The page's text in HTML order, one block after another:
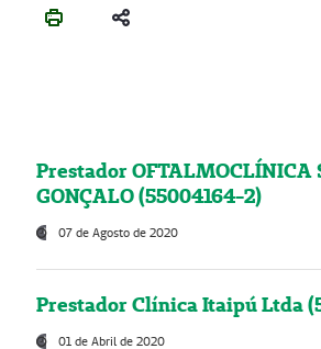
Prestador OFTALMOCLÍNICA
GONÇALO (55004164-2)
07 de Agosto de 2020
Prestador Clínica Itaipú Ltda
01 de Abril de 2020